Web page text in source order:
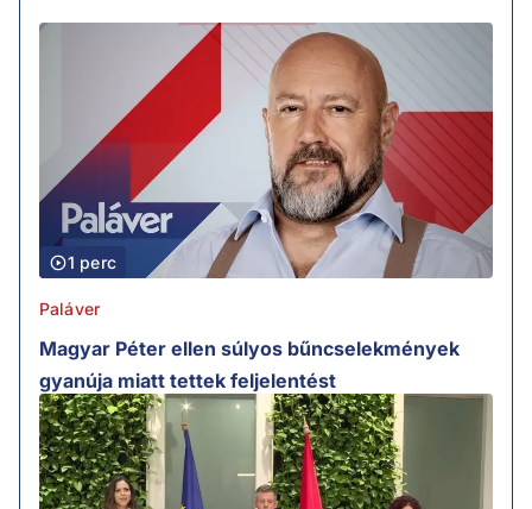
1 perc
Paláver
Magyar Péter ellen súlyos bűncselekmények
gyanúja miatt tettek feljelentést